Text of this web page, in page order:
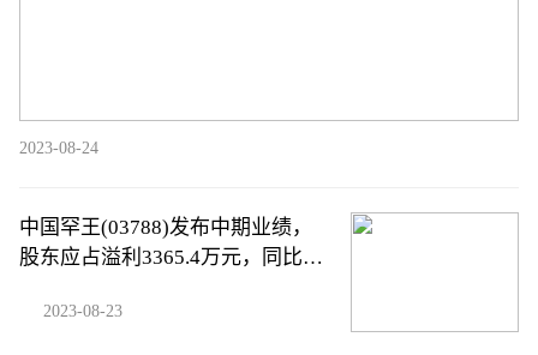
2023-08-24
中国罕王(03788)发布中期业绩，
股东应占溢利3365.4万元，同比减
2023-08-23